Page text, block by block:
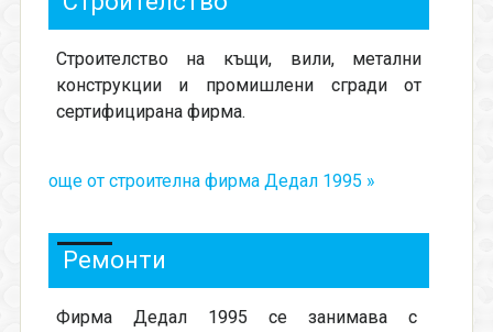
Строителство на къщи, вили, метални
конструкции и промишлени сгради от
сертифицирана фирма.
още от строителна фирма Дедал 1995 »
Ремонти
Фирма Дедал 1995 се занимава с